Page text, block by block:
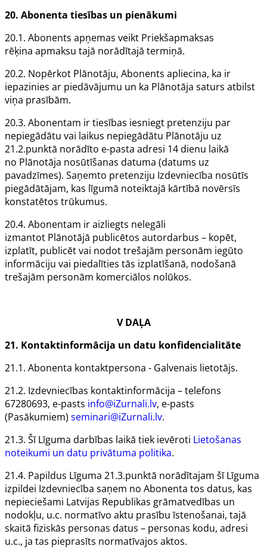
20. Abonenta tiesības un pienākumi
20.1. Abonents apņemas veikt Priekšapmaksas
rēķina apmaksu tajā norādītajā termiņā.
20.2. Nopērkot Plānotāju, Abonents apliecina, ka ir
iepazinies ar piedāvājumu un ka Plānotāja saturs atbilst
viņa prasībām.
20.3. Abonentam ir tiesības iesniegt pretenziju par
nepiegādātu vai laikus nepiegādātu Plānotāju uz
21.2.punktā norādīto e-pasta adresi 14 dienu laikā
no Plānotāja nosūtīšanas datuma (datums uz
pavadzīmes). Saņemto pretenziju Izdevniecība nosūtīs
piegādātājam, kas līgumā noteiktajā kārtībā novērsīs
konstatētos trūkumus.
20.4. Abonentam ir aizliegts nelegāli
izmantot Plānotājā publicētos autordarbus – kopēt,
izplatīt, publicēt vai nodot trešajām personām iegūto
informāciju vai piedalīties tās izplatīšanā, nodošanā
trešajām personām komerciālos nolūkos.
V DAĻA
21. Kontaktinformācija un datu konfidencialitāte
21.1. Abonenta kontaktpersona - Galvenais lietotājs.
21.2. Izdevniecības kontaktinformācija – telefons
67280693, e-pasts info@iZurnali.lv, e-pasts
(Pasākumiem) seminari@iZurnali.lv.
21.3. Šī Līguma darbības laikā tiek ievēroti Lietošanas
noteikumi un datu privātuma politika.
21.4. Papildus Līguma 21.3.punktā norādītajam šī Līguma
izpildei Izdevniecība saņem no Abonenta tos datus, kas
nepieciešami Latvijas Republikas grāmatvedības un
nodokļu, u.c. normatīvo aktu prasību īstenošanai, tajā
skaitā fiziskās personas datus – personas kodu, adresi
u.c., ja tas pieprasīts normatīvajos aktos.